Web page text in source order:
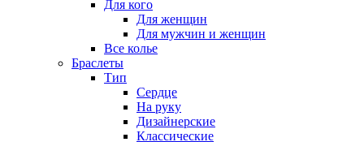
Для кого
Для женщин
Для мужчин и женщин
Все колье
Браслеты
Тип
Сердце
На руку
Дизайнерские
Классические